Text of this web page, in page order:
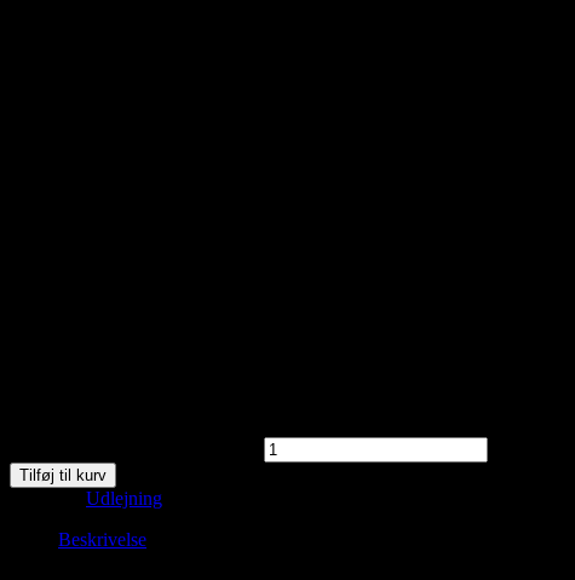
Tilføj til kurv
Udlejning
Beskrivelse